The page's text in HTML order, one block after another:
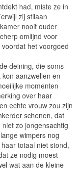
had, miste ze in
zij stilaan
nooit ouder
omlijnd voor
het voorgoed
deining, die soms
aanzwellen en
momenten
over haar
echte vrouw zou zijn
schenen, dat
zo jongensachtig
wimpers nog
totaal niet stond,
ze nodig moest
wat aan de kleine